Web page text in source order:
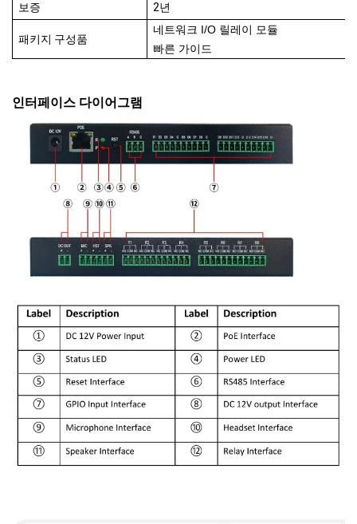
보증 2년
패키지 구성품
네트워크 I/O 릴레이 모듈
빠른 가이드
인터페이스 다이어그램